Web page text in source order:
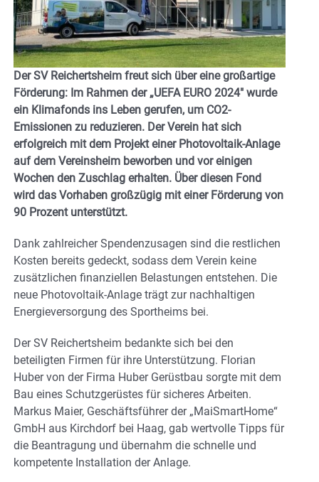
Der SV Reichertsheim freut sich über eine großartige
Förderung: Im Rahmen der „UEFA EURO 2024″ wurde
ein Klimafonds ins Leben gerufen, um CO2-
Emissionen zu reduzieren. Der Verein hat sich
erfolgreich mit dem Projekt einer Photovoltaik-Anlage
auf dem Vereinsheim beworben und vor einigen
Wochen den Zuschlag erhalten. Über diesen Fond
wird das Vorhaben großzügig mit einer Förderung von
90 Prozent unterstützt.
Dank zahlreicher Spendenzusagen sind die restlichen
Kosten bereits gedeckt, sodass dem Verein keine
zusätzlichen finanziellen Belastungen entstehen. Die
neue Photovoltaik-Anlage trägt zur nachhaltigen
Energieversorgung des Sportheims bei.
Der SV Reichertsheim bedankte sich bei den
beteiligten Firmen für ihre Unterstützung. Florian
Huber von der Firma Huber Gerüstbau sorgte mit dem
Bau eines Schutzgerüstes für sicheres Arbeiten.
Markus Maier, Geschäftsführer der „MaiSmartHome“
GmbH aus Kirchdorf bei Haag, gab wertvolle Tipps für
die Beantragung und übernahm die schnelle und
kompetente Installation der Anlage.